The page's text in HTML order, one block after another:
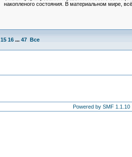
накопленого состояния. В материальном мире,
15 16 ... 47 Все
Powered by SMF 1.1.10